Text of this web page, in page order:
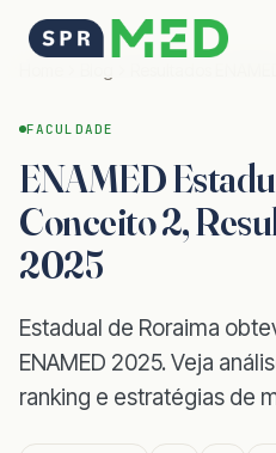
FACULDADE
ENAMED
Conceito 2,
2025
Estadual de Roraima
ENAMED 2025. Veja
ranking e estratégias de